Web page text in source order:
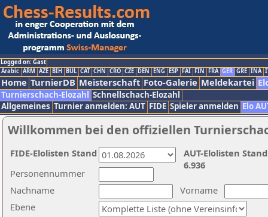
Logged on: Gast
Arabic ARM AZE BIH BUL CAT CHN CRO CZE DEN ENG ESP FAI FIN FRA GER GRE INA
Home TurnierDB Meisterschaft Foto-Galerie Meldekartei
Turnierschach-Elozahl Schnellschach-Elozahl
Allgemeines Turnier anmelden: AUT FIDE Spieler anmelden Elo
Willkommen bei den offiziellen
Nachname
Vorname
Ebene
Personennummer
AUT-Elolisten
6.936
FIDE-Elolisten Stand